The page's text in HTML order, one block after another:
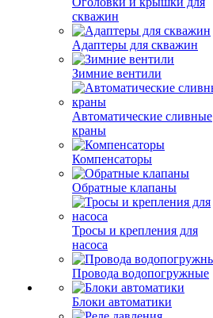
скважин
Адаптеры для скважин
Зимние вентили
Автоматические сливные
краны
Компенсаторы
Обратные клапаны
Тросы и крепления для
насоса
Провода водопогружные
Блоки автоматики